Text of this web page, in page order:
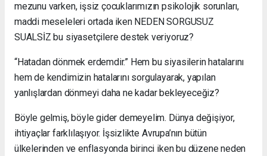
mezunu varken, işsiz çocuklarımızın psikolojik sorunları,
maddi meseleleri ortada iken NEDEN SORGUSUZ
SUALSİZ bu siyasetçilere destek veriyoruz?
“Hatadan dönmek erdemdir.” Hem bu siyasilerin hatalarını
hem de kendimizin hatalarını sorgulayarak, yapılan
yanlışlardan dönmeyi daha ne kadar bekleyeceğiz?
Böyle gelmiş, böyle gider demeyelim. Dünya değişiyor,
ihtiyaçlar farklılaşıyor. İşsizlikte Avrupa’nın bütün
ülkelerinden ve enflasyonda birinci iken bu düzene neden